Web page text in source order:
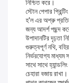
নিশ্চিত করে।
স্টোন পেপার
হ'ল এর অশ্রু
জন্য আদর্শ পছন্দ
উপাদানটির দৃঢ়তা
গুরুত্বপূর্ণ নথি,
নির্ভরযোগ্য মাধ্যম
সাথে সাথে
চেহারা বজায় রাখা।